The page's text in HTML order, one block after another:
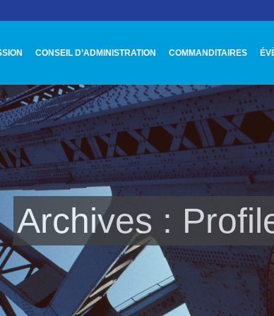
CONSEIL D’ADMINISTRATION COMMANDITAIRES
Archives :